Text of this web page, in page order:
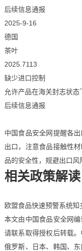
后续信息通报
2025-9-16
德国
茶叶
2025.7113
缺少进口控制
允许产品在海关封志状
后续信息通报
中国食品安全网提醒各
出口，注意食品接触性
品的安全性，规避出口风
相关政策解读
欧盟食品快速预警系统知
本文由中国食品安全网
请联系取得授权后转载
俄罗斯、日本、韩国、